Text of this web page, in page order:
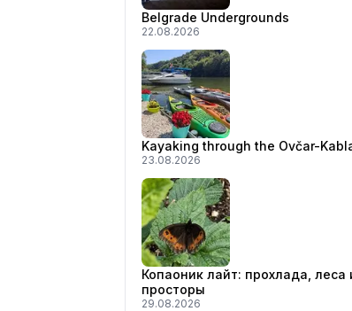
Belgrade Undergrounds
22.08.2026
Kayaking through the Ovčar-
23.08.2026
Копаоник лайт: прохлада, леса
просторы
29.08.2026